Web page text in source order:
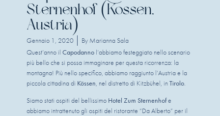
Sternenhof (Kossen,
Austria)
Gennaio 1, 2020 ByMarianna Sala
Quest’anno il Capodanno l’abbiamo festeggiato nello scenario
più bello che si possa immaginare per questa ricorrenza: la
montagna! Più nello specifico, abbiamo raggiunto l’Austria e la
piccola cittadina di Kössen, nel distretto di Kitzbühel, in Tirolo.
Siamo stati ospiti del bellissimo Hotel Zum Sternenhof e
abbiamo intrattenuto gli ospiti del ristorante “Da Alberto” per il